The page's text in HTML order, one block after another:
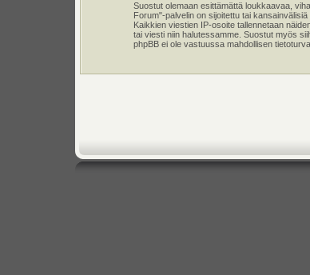
Suostut olemaan esittämättä loukkaavaa,
Forum"-palvelin on sijoitettu tai
Kaikkien viestien IP-osoite tallennetaan
tai viesti niin halutessamme. Suostut myös
phpBB ei ole vastuussa mahdollisen